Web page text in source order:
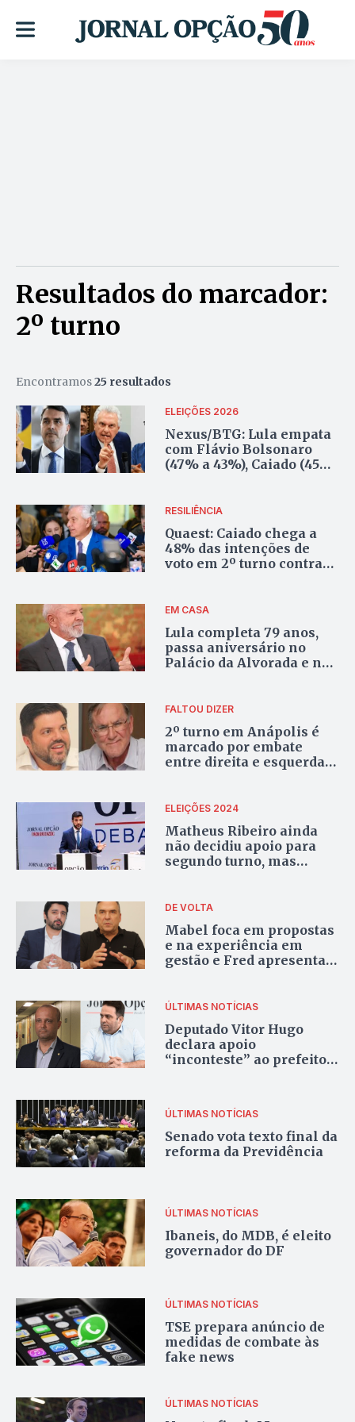
Resultados do marcador:
2º turno
Encontramos25 resultados
ELEIÇÕES 2026
Nexus/BTG: Lula empata
com Flávio Bolsonaro
(47% a 43%), Caiado (45%
RESILIÊNCIA
Quaest: Caiado chega a
48% das intenções de
voto em 2º turno contra
EM CASA
Lula completa 79 anos,
passa aniversário no
Palácio da Alvorada e não
FALTOU DIZER
2º turno em Anápolis é
marcado por embate
entre direita e esquerda e
ELEIÇÕES 2024
Matheus Ribeiro ainda
não decidiu apoio para
segundo turno, mas
DE VOLTA
Mabel foca em propostas
e na experiência em
gestão e Fred apresenta
2º turno
ÚLTIMAS NOTÍCIAS
Deputado Vitor Hugo
declara apoio
“inconteste” ao prefeito
ÚLTIMAS NOTÍCIAS
Senado vota texto final da
reforma da Previdência
ÚLTIMAS NOTÍCIAS
Ibaneis, do MDB, é eleito
governador do DF
ÚLTIMAS NOTÍCIAS
TSE prepara anúncio de
medidas de combate às
fake news
ÚLTIMAS NOTÍCIAS